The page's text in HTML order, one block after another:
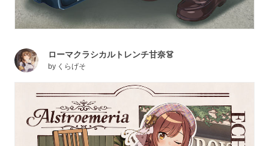
ローマクラシカルトレンチ甘奈👗
by くらげそ